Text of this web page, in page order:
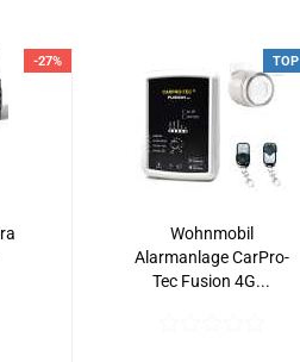
-27% TOP
Wohnmobil
Alarmanlage CarPro-
Tec Fusion 4G...